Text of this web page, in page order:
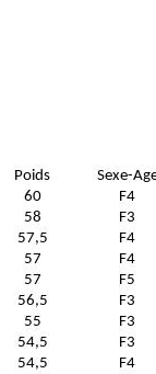
Poids Sexe-
60 F4
58 F3
57,5 F4
57 F4
57 F5
56,5 F3
55 F3
54,5 F3
54,5 F4